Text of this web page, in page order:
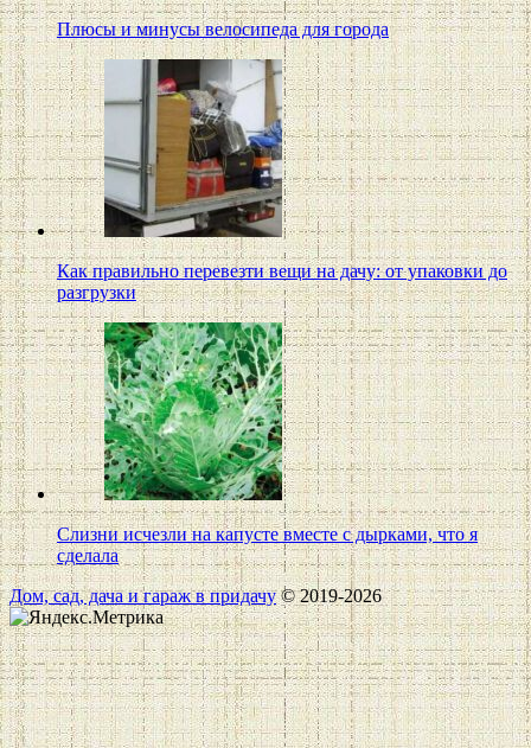
Плюсы и минусы велосипеда для города
Как правильно перевезти вещи на дачу: от упаковки до
разгрузки
Слизни исчезли на капусте вместе с дырками, что я
сделала
Дом, сад, дача и гараж в придачу© 2019-2026